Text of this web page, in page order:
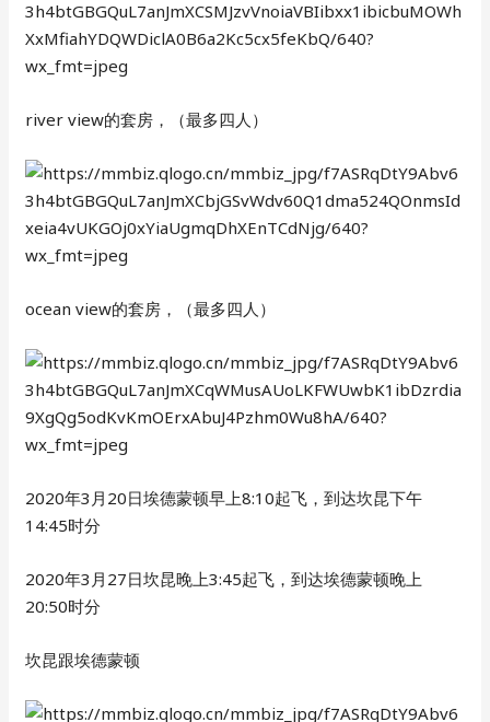
river view的套房，（最多四人）
ocean view的套房，（最多四人）
2020年3月20日埃德蒙顿早上8:10起飞，到达坎昆下午
14:45时分
2020年3月27日坎昆晚上3:45起飞，到达埃德蒙顿晚上
20:50时分
坎昆跟埃德蒙顿